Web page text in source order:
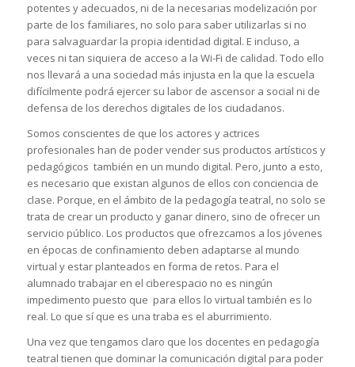
potentes y adecuados, ni de la necesarias modelización por
parte de los familiares, no solo para saber utilizarlas si no
para salvaguardar la propia identidad digital. E incluso, a
veces ni tan siquiera de acceso a la Wi-Fi de calidad. Todo ello
nos llevará a una sociedad más injusta en la que la escuela
difícilmente podrá ejercer su labor de ascensor a social ni de
defensa de los derechos digitales de los ciudadanos.
Somos conscientes de que los actores y actrices
profesionales han de poder vender sus productos artísticos y
pedagógicos también en un mundo digital. Pero, junto a esto,
es necesario que existan algunos de ellos con conciencia de
clase. Porque, en el ámbito de la pedagogía teatral, no solo se
trata de crear un producto y ganar dinero, sino de ofrecer un
servicio público. Los productos que ofrezcamos a los jóvenes
en épocas de confinamiento deben adaptarse al mundo
virtual y estar planteados en forma de retos. Para el
alumnado trabajar en el ciberespacio no es ningún
impedimento puesto que para ellos lo virtual también es lo
real. Lo que sí que es una traba es el aburrimiento.
Una vez que tengamos claro que los docentes en pedagogía
teatral tienen que dominar la comunicación digital para poder